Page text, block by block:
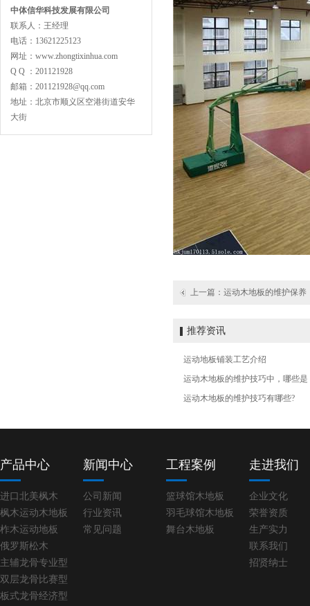
中体信华科技发展有限公司
联系人：王经理
电话：13621225123
网址：www.zhongtixinhua.com
Q Q ：201121928
邮箱：201121928@qq.com
地址：北京市顺义区空港街道安华
大街
上一篇： 运动木地板的维护保养
推荐资讯
运动地板铺装工艺介绍
运动木地板的维护技巧中，哪些是
运动木地板的维护技巧有哪些?
产品中心
进口北美枫木
枫木运动木地板
柞木运动地板
俄罗斯松木
主辅龙骨专业型
双层龙骨比赛型
板式龙骨经济型
新闻中心
公司新闻
行业资讯
常见问题
工程案例
篮球馆木地板
羽毛球馆木地板
舞台木地板
走进我们
企业文化
荣誉资质
生产实力
联系我们
招贤纳士